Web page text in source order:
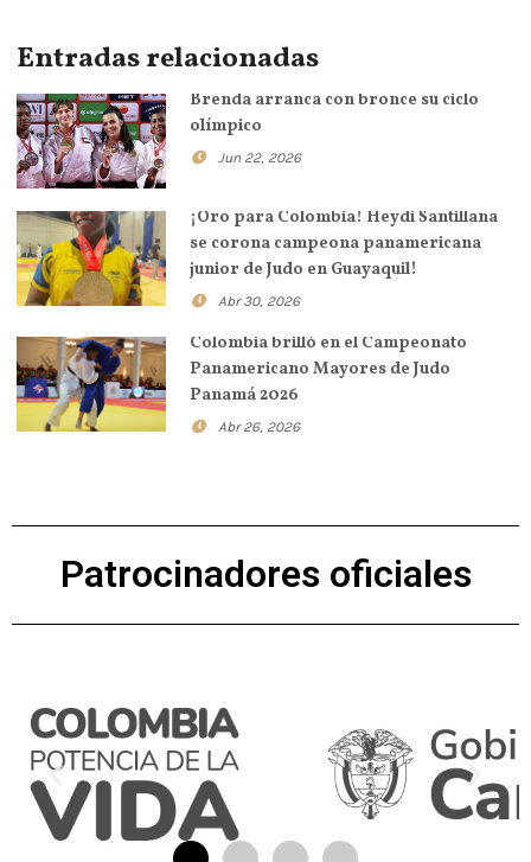
Entradas relacionadas
Brenda arranca con bronce su ciclo
olímpico
Jun 22, 2026
¡Oro para Colombia! Heydi Santillana
se corona campeona panamericana
junior de Judo en Guayaquil!
Abr 30, 2026
Colombia brilló en el Campeonato
Panamericano Mayores de Judo
Panamá 2026
Abr 26, 2026
Patrocinadores oficiales